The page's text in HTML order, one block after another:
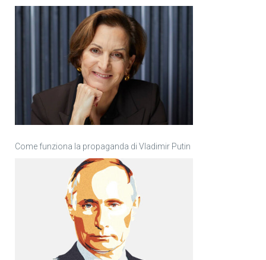
Come funziona la propaganda di Vladimir Putin